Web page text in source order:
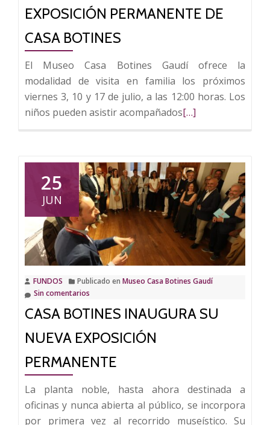
emitirá
Casa
Botines
EXPOSICIÓN PERMANENTE DE
CASA BOTINES
El Museo Casa Botines Gaudí ofrece la
modalidad de visita en familia los próximos
viernes 3, 10 y 17 de julio, a las 12:00 horas. Los
niños pueden asistir acompañadosLeer
en
familia
la
nueva
exposición
permanente
de
Casa
[…]
25
JUN
FUNDOS Publicado en Museo Casa Botines Gaudí
Sin comentarios
CASA BOTINES INAUGURA SU
NUEVA EXPOSICIÓN
PERMANENTE
La planta noble, hasta ahora destinada a
oficinas y nunca abierta al público, se incorpora
por primera vez al recorrido museístico. Su